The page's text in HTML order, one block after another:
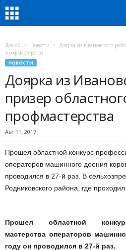
Домой Новости
Доярка из Ивановского
профмастерства
НОВОСТИ
Доярка из
призер
профмастерства
Авг 11, 2017
Прошел областной конкурс
операторов машинного доения
проводился в 27-й раз. В
Родниковского района, где проходил
Прошел областной
мастерства операторов
году он проводился в 27-й раз.